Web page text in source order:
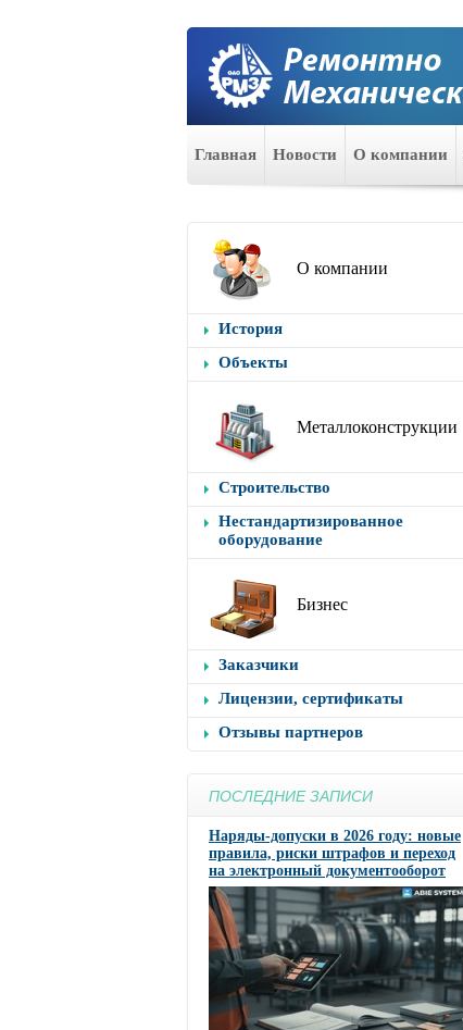
Главная Новости О компании
О компании
История
Объекты
Металлоконструкции
Строительство
Нестандартизированное
оборудование
Бизнес
Заказчики
Лицензии, сертификаты
Отзывы партнеров
ПОСЛЕДНИЕ ЗАПИСИ
Наряды-допуски в 2026 году: новые
правила, риски штрафов и переход
на электронный документооборот